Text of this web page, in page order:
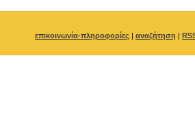
επικοινωνία-πληροφορίες | αναζήτηση |